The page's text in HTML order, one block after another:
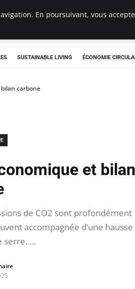
SUSTAINABLE LIVING ÉCONOMIE
carbone
et bilan
de CO2 sont profondément
accompagnée d’une hausse
serre…..
En poursuivant, vous